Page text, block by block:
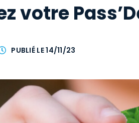
votre
PUBLIÉ LE 14/11/23